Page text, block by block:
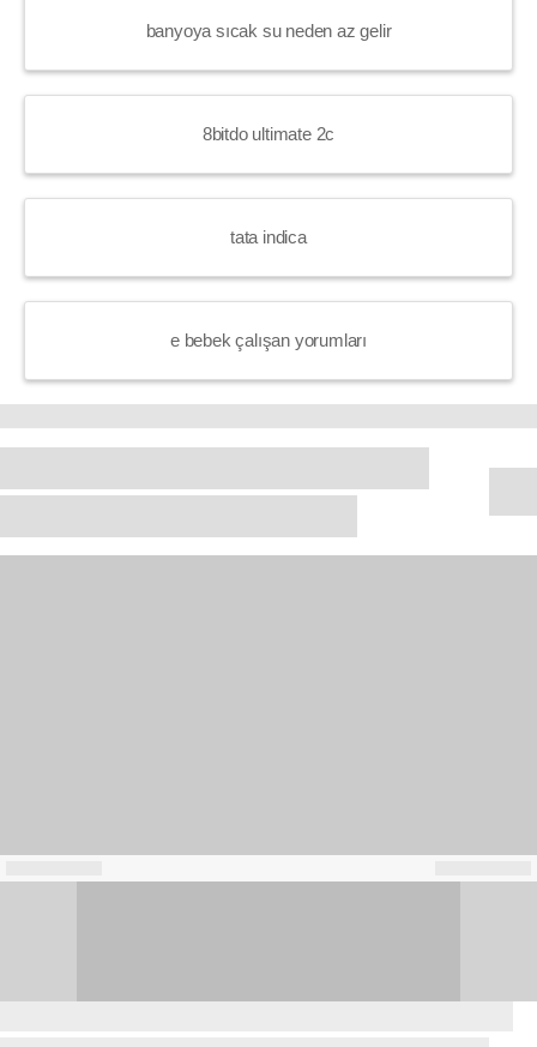
banyoya sıcak su neden az gelir
8bitdo ultimate 2c
tata indica
e bebek çalışan yorumları